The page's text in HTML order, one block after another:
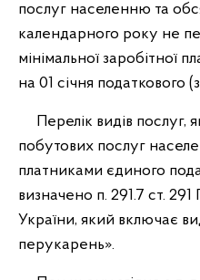
послуг населенню та
календарного року не
мінімальної заробітної
на 01 січня податкового
Перелік видів послуг,
побутових послуг
платниками єдиного
визначено п. 291.7 ст.
України, який включає
перукарень».